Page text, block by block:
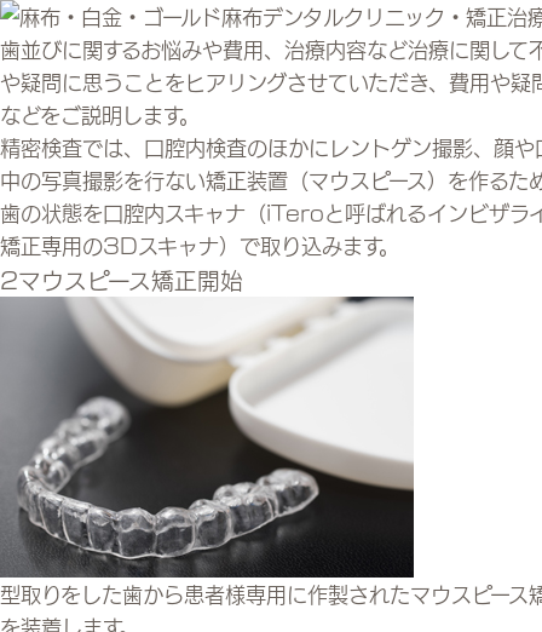
歯並びに関するお悩みや費用、治療内容など治療に関して
や疑問に思うことをヒアリングさせていただき、費用や疑
などをご説明します。
精密検査では、口腔内検査のほかにレントゲン撮影、顔や
中の写真撮影を行ない矯正装置（マウスピース）を作るた
歯の状態を口腔内スキャナ（iTeroと呼ばれるインビザラ
矯正専用の3Dスキャナ）で取り込みます。
2マウスピース矯正開始
型取りをした歯から患者様専用に作製されたマウスピース